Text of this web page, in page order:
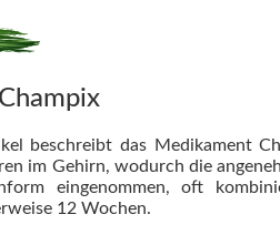
beschreibt das Medikament
im Gehirn, wodurch die
eingenommen, oft
12 Wochen.